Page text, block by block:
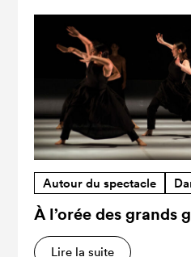
Autour du spectacle
À l’orée des grands
Lire la suite